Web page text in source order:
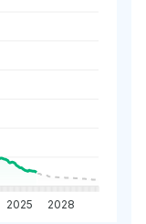
2025 2028